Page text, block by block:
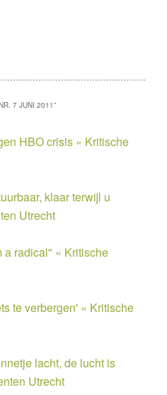
7 JUNI 2011”
HBO crisis « Kritische
klaar terwijl u
Utrecht
a radical" « Kritische
te verbergen' « Kritische
lacht, de lucht is
Utrecht